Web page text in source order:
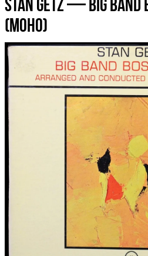
Stan Getz — Big Band
(моно)